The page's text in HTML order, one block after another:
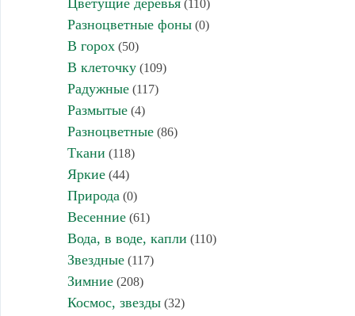
(110)
Разноцветные фоны(0)
В горох(50)
В клеточку(109)
Радужные(117)
Размытые(4)
Разноцветные(86)
Ткани (118)
Яркие(44)
Природа (0)
Весенние(61)
Вода, в воде, капли (110)
Звездные(117)
Зимние(208)
Космос, звезды(32)